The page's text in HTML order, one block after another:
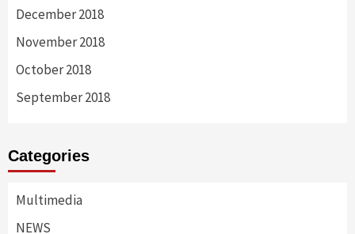
December 2018
November 2018
October 2018
September 2018
Categories
Multimedia
NEWS